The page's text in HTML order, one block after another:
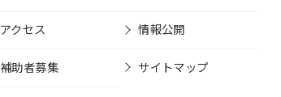
アクセス
補助者募集
情報公開
サイトマップ